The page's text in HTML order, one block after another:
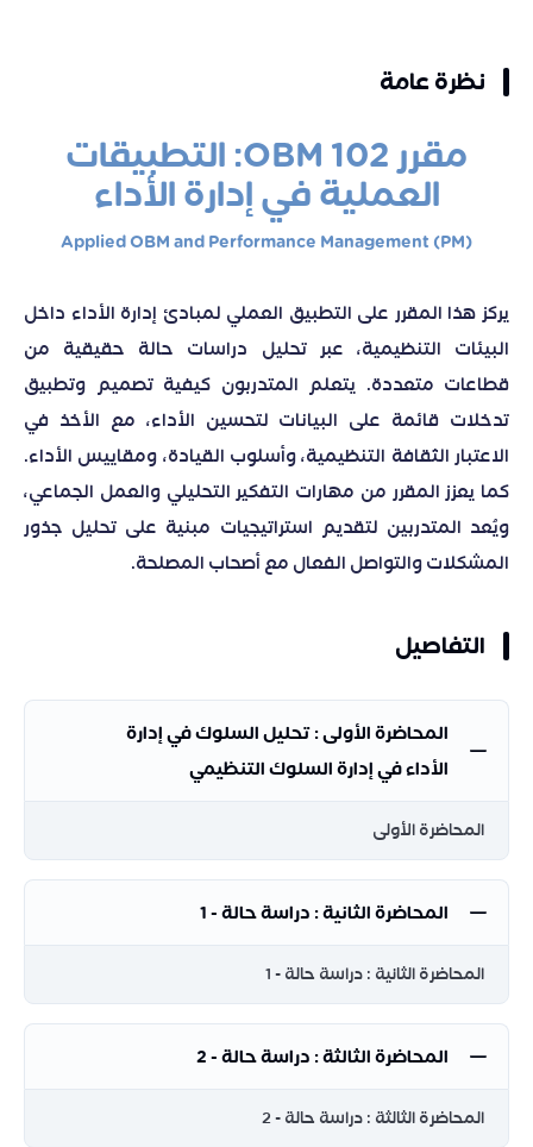
نظرة عامة
مقرر OBM 102: التطبيقات
العملية في إدارة الأداء
Applied OBM and Performance Management (PM)
يركز هذا المقرر على التطبيق العملي لمبادئ إدارة الأداء داخل
البيئات التنظيمية، عبر تحليل دراسات حالة حقيقية من
قطاعات متعددة. يتعلم المتدربون كيفية تصميم وتطبيق
تدخلات قائمة على البيانات لتحسين الأداء، مع الأخذ في
الاعتبار الثقافة التنظيمية، وأسلوب القيادة، ومقاييس الأداء.
كما يعزز المقرر من مهارات التفكير التحليلي والعمل الجماعي،
ويُعد المتدربين لتقديم استراتيجيات مبنية على تحليل جذور
المشكلات والتواصل الفعال مع أصحاب المصلحة.
التفاصيل
المحاضرة الأولى : تحليل السلوك في إدارة
الأداء في إدارة السلوك التنظيمي
المحاضرة الأولى
المحاضرة الثانية : دراسة حالة - 1
المحاضرة الثانية : دراسة حالة - 1
المحاضرة الثالثة : دراسة حالة - 2
المحاضرة الثالثة : دراسة حالة - 2